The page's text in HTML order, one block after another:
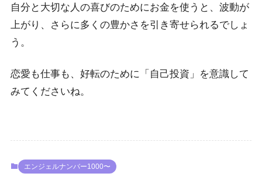
自分と大切な人の喜びのためにお金を使うと、波動が
上がり、さらに多くの豊かさを引き寄せられるでしょ
う。
恋愛も仕事も、好転のために「自己投資」を意識して
みてくださいね。
エンジェルナンバー1000〜